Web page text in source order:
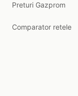
Preturi Gazprom
Comparator retele